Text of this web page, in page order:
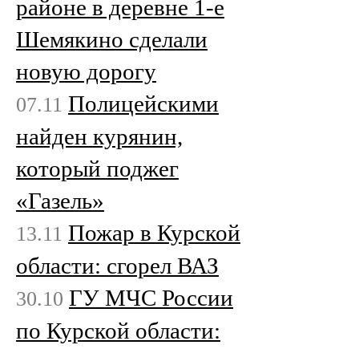
районе в деревне 1-е
Шемякино сделали
новую дорогу
07.11 Полицейскими
найден курянин,
который поджег
«Газель»
13.11 Пожар в Курской
области: сгорел ВАЗ
30.10 ГУ МЧС России
по Курской области: